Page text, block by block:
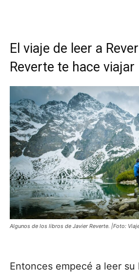
El viaje de leer a
Reverte te hace viajar
Algunos de los libros de Javier Reverte. |Foto:
Entonces empecé a leer su